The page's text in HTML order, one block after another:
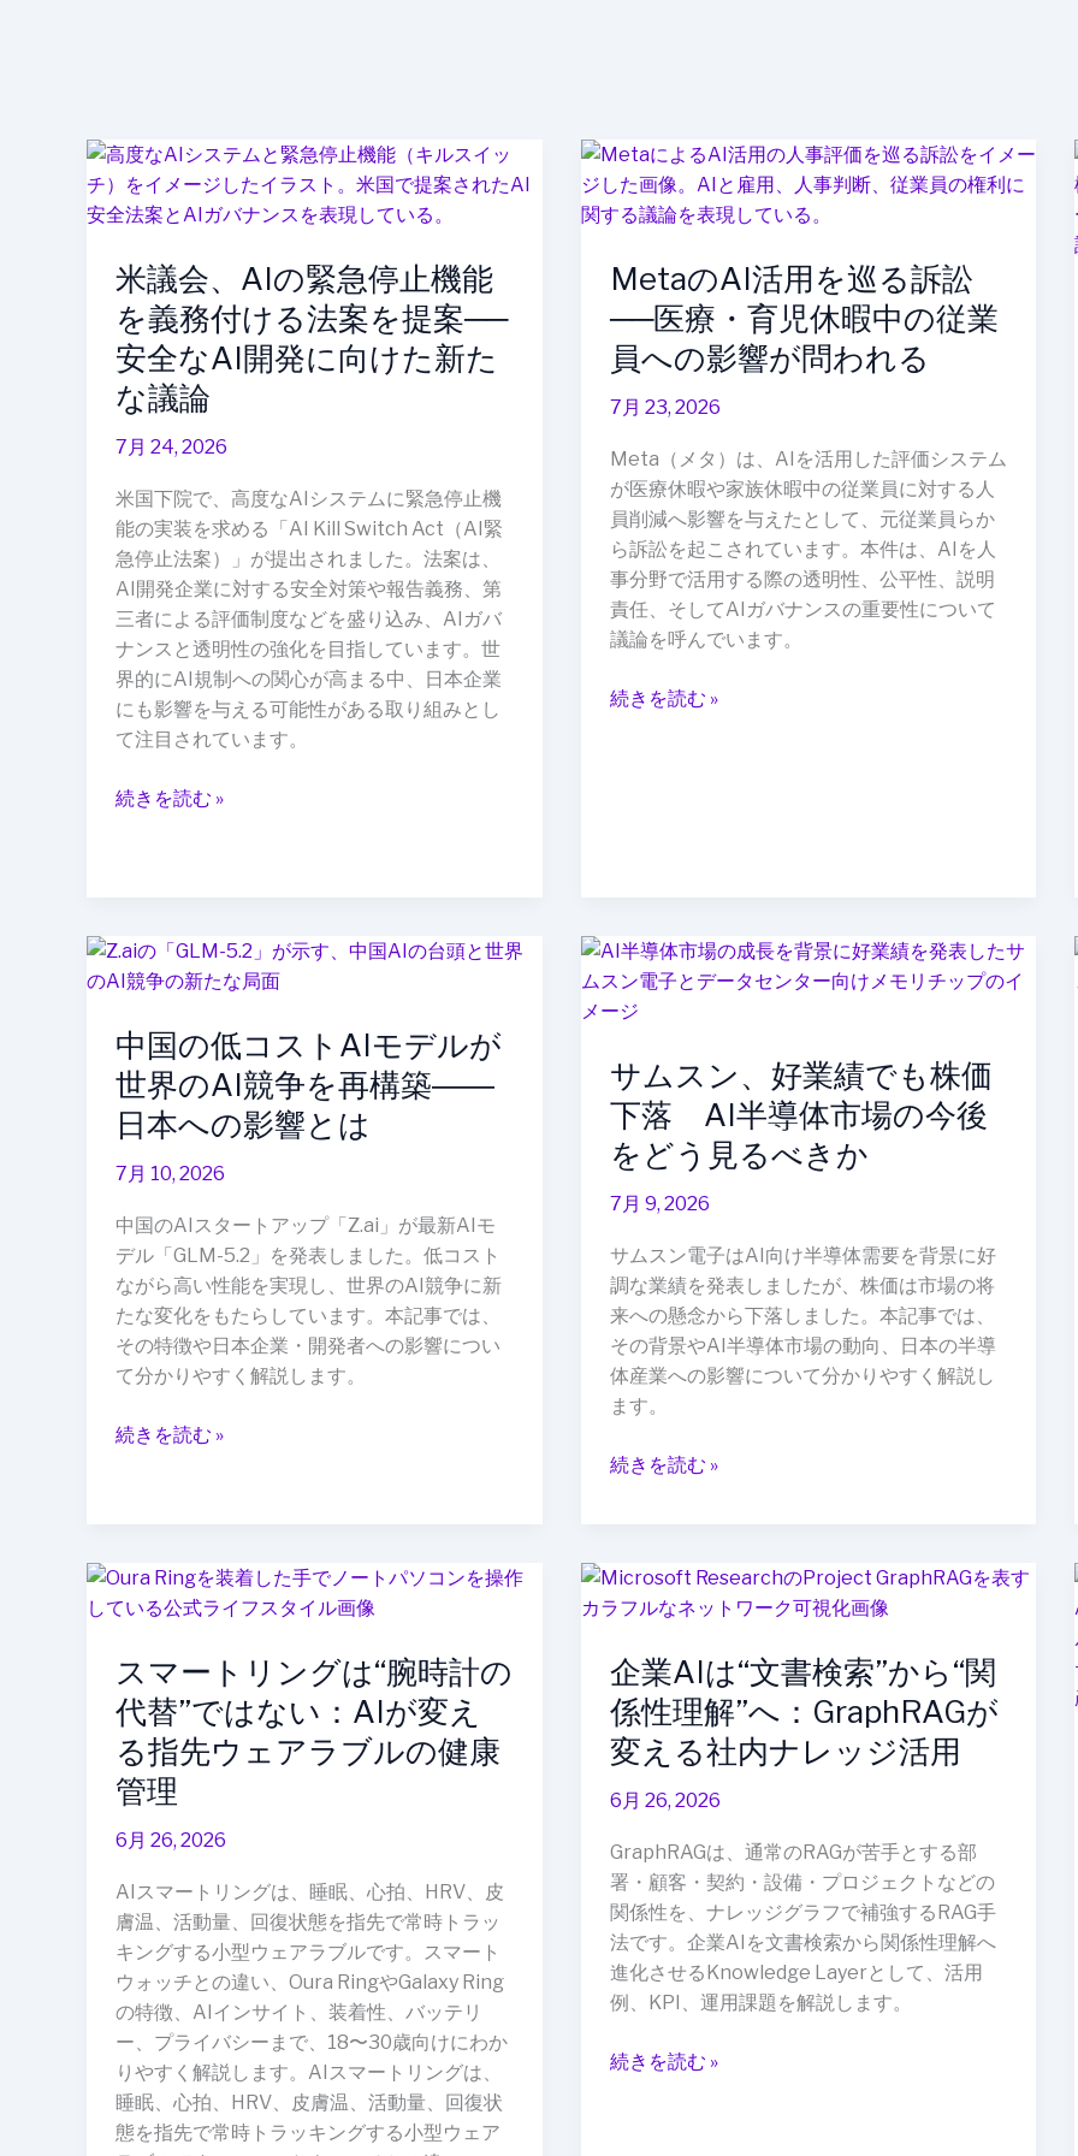
米議会、AIの緊急停止機能
を義務付ける法案を提案──
安全なAI開発に向けた新た
な議論
7月 24, 2026
米国下院で、高度なAIシステムに緊急停止機
能の実装を求める「AI Kill Switch Act（AI緊
急停止法案）」が提出されました。法案は、
AI開発企業に対する安全対策や報告義務、第
三者による評価制度などを盛り込み、AIガバ
ナンスと透明性の強化を目指しています。世
界的にAI規制への関心が高まる中、日本企業
にも影響を与える可能性がある取り組みとし
て注目されています。
米
議
会、
の
緊
急
停
止
能
を
義
務
付
る
法
案
を
提
案
──
開
発
に
向
け
た
新
た
議
論
続きを読む »
MetaのAI活用を巡る訴訟
──医療・育児休暇中の従業
員への影響が問われる
7月 23, 2026
Meta（メタ）は、AIを活用した評価システム
が医療休暇や家族休暇中の従業員に対する人
員削減へ影響を与えたとして、元従業員らか
ら訴訟を起こされています。本件は、AIを人
事分野で活用する際の透明性、公平性、説明
責任、そしてAIガバナンスの重要性について
議論を呼んでいます。
Meta
の
AI
用
る
訴
訟
──
医
療・
育
児
休
暇
の
問
わ
れ
続きを読む »
中国の低コストAIモデルが
世界のAI競争を再構築――
日本への影響とは
7月 10, 2026
中国のAIスタートアップ「Z.ai」が最新AIモ
デル「GLM-5.2」を発表しました。低コスト
ながら高い性能を実現し、世界のAI競争に新
たな変化をもたらしています。本記事では、
その特徴や日本企業・開発者への影響につい
て分かりやすく解説します。
中
国
低
コ
ス
ト
AI
モ
デ
ル
が
世
界
の
競
築
――
本
へ
の
影
響
は
続きを読む »
サムスン、好業績でも株価
下落 AI半導体市場の今後
をどう見るべきか
7月 9, 2026
サムスン電子はAI向け半導体需要を背景に好
調な業績を発表しましたが、株価は市場の将
来への懸念から下落しました。本記事では、
その背景やAI半導体市場の動向、日本の半導
体産業への影響について分かりやすく解説し
ます。
サ
ム
ス
好
業
績
で
も
株
価
下
落
AI
半
導
市
後
を
う
見
る
べ
き
続きを読む »
スマートリングは“腕時計の
代替”ではない：AIが変え
る指先ウェアラブルの健康
管理
6月 26, 2026
AIスマートリングは、睡眠、心拍、HRV、皮
膚温、活動量、回復状態を指先で常時トラッ
キングする小型ウェアラブルです。スマート
ウォッチとの違い、Oura RingやGalaxy Ring
の特徴、AIインサイト、装着性、バッテリ
ー、プライバシーまで、18〜30歳向けにわか
りやすく解説します。AIスマートリングは、
睡眠、心拍、HRV、皮膚温、活動量、回復状
態を指先で常時トラッキングする小型ウェア
ス
マ
ト
リ
ン
グ
は“腕
計
代
替”で
は
な
い：
が
変
え
企業AIは“文書検索”から“関
係性理解”へ：GraphRAGが
変える社内ナレッジ活用
6月 26, 2026
GraphRAGは、通常のRAGが苦手とする部
署・顧客・契約・設備・プロジェクトなどの
関係性を、ナレッジグラフで補強するRAG手
法です。企業AIを文書検索から関係性理解へ
進化させるKnowledge Layerとして、活用
例、KPI、運用課題を解説します。
企
業
は“文
書
検
索”か
ら“関
係
性
理
解”へ：
GraphRAG
が
変
る
続きを読む »